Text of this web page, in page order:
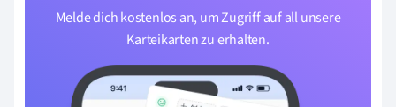
Melde dich kostenlos an, um Zugriff auf all unsere
Karteikarten zu erhalten.